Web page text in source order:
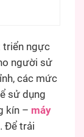
triển ngực
người sử
các mức
sử dụng
kín – máy
Để trải